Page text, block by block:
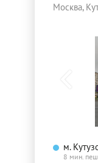
Москва,
м.
8 мин.